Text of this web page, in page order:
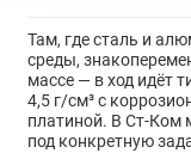
Там, где сталь и
среды,
массе — в ход идёт
4,5 г/см³ с
платиной. В Ст-Ком
под конкретную